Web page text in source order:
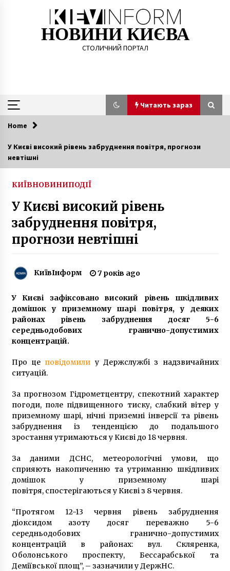
НОВИНИ КИЄВА
СТОЛИЧНИЙ ПОРТАЛ
Читають зараз
Читають зараз
– DOT-Chain Defence
1 рік ago
В Киеве рассказали о ситуации с
заболеваемостью гриппом и ОРВИ
8 років ago
(ФОТО)
Жовтий рівень небезпеки. Рятувальники
попередили про сильні дощі у Києві
6 років ago
познущалися з бездомного собаки
У Києві затримали стрільця, який відкрив
вогонь з пістолета по школі
8 років ago
з’явиться «Ветеранський намет»
7 років ago
В Києві оголошено в розшук 5 дітей
В Києві на Борщагівці вбили чоловіка – 14
ножових поранень
7 років ago
Home
У Києві високий рівень забруднення повітря, прогнози
невтішні
КИЇВНОВИНИПОДІЇ
У Києві високий рівень
забруднення повітря,
прогнози невтішні
КиївІнформ 7 років ago
У Києві зафіксовано високий рівень шкідливих
домішок у приземному шарі повітря, у деяких
районах рівень забруднення досяг 5-6
середньодобових гранично-допустимих
концентрацій.
Про це повідомили у Держслужбі з надзвичайних
ситуацій.
За прогнозом Гідрометцентру, спекотний характер
погоди, поле підвищенного тиску, слабкий вітер у
приземному шарі, нічні приземні інверсії та рівень
забруднення із тенденцією до подальшого
зростання утримаються у Києві до 18 червня.
За даними ДСНС, метеорологічні умови, що
сприяють накопиченню та утриманню шкідливих
домішок у приземному шарі
повітря, спостерігаються у Києві з 8 червня.
“Протягом 12-13 червня рівень забруднення
діоксидом азоту досяг переважно 5-6
середньодобових гранично-допустимих
концентрацій в районах: вул. Скляренка,
Оболонського проспекту, Бессарабської та
Деміївської площ”, – зазначили у ДержНС.